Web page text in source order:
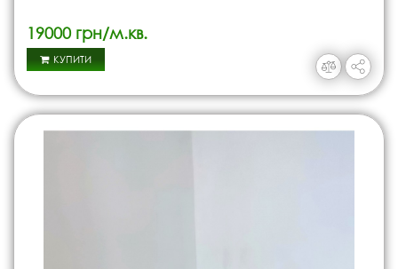
19000 грн/м.кв.
КУПИТИ